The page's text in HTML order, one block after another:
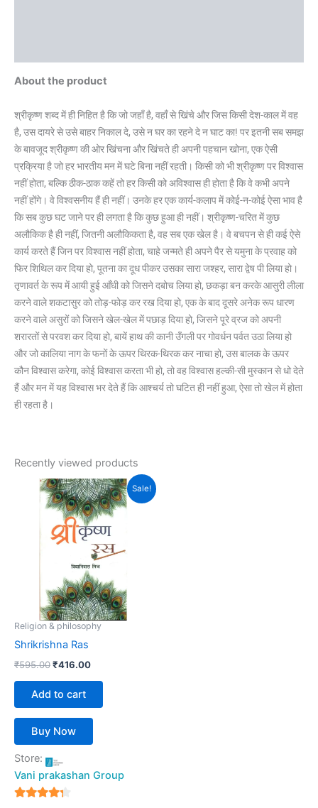
About the product
श्रीकृष्ण शब्द में ही निहित है कि जो जहाँ है, वहाँ से खिंचे और जिस किसी देश-काल में वह
है, उस दायरे से उसे बाहर निकाल दे, उसे न घर का रहने दे न घाट का! पर इतनी सब समझ
के बावजूद श्रीकृष्ण की ओर खिंचना और खिंचते ही अपनी पहचान खोना, एक ऐसी
प्रक्रिया है जो हर भारतीय मन में घटे बिना नहीं रहती। किसी को भी श्रीकृष्ण पर विश्वास
नहीं होता, बल्कि ठीक-ठाक कहें तो हर किसी को अविश्वास ही होता है कि वे कभी अपने
नहीं होंगे। वे विश्वसनीय हैं ही नहीं। उनके हर एक कार्य-कलाप में कोई-न-कोई ऐसा भाव है
कि सब कुछ घट जाने पर ही लगता है कि कुछ हुआ ही नहीं। श्रीकृष्ण-चरित में कुछ
अलौकिक है ही नहीं, जितनी अलौकिकता है, वह सब एक खेल है। वे बचपन से ही कई ऐसे
कार्य करते हैं जिन पर विश्वास नहीं होता, चाहे जन्मते ही अपने पैर से यमुना के प्रवाह को
फिर शिथिल कर दिया हो, पूतना का दूध पीकर उसका सारा जश्हर, सारा द्वेष पी लिया हो।
तृणावर्त के रूप में आयी हुई आँधी को जिसने दबोच लिया हो, छकड़ा बन करके आसुरी लीला
करने वाले शकटासुर को तोड़-फोड़ कर रख दिया हो, एक के बाद दूसरे अनेक रूप धारण
करने वाले असुरों को जिसने खेल-खेल में पछाड़ दिया हो, जिसने पूरे व्रज को अपनी
शरारतों से परवश कर दिया हो, बायें हाथ की कानी उँगली पर गोवर्धन पर्वत उठा लिया हो
और जो कालिया नाग के फनों के ऊपर थिरक-थिरक कर नाचा हो, उस बालक के ऊपर
कौन विश्वास करेगा, कोई विश्वास करता भी हो, तो वह विश्वास हल्की-सी मुस्कान से धो देते
हैं और मन में यह विश्वास भर देते हैं कि आश्चर्य तो घटित ही नहीं हुआ, ऐसा तो खेल में होता
ही रहता है।
Recently viewed products
Sale!
Religion & philosophy
Shrikrishna Ras
₹595.00
Original
price
was:
₹595.00.
₹416.00
Current
price
is:
₹416.00.
Add to cart
Buy Now
Store:
Vani prakashan Group